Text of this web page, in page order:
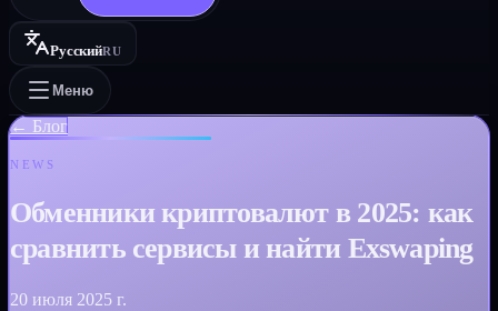
РусскийRU
Меню
← Блог
NEWS
Обменники криптовалют в 2025: как
сравнить сервисы и найти Exswaping
20 июля 2025 г.